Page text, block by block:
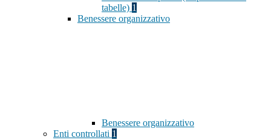
tabelle) 1
Benessere organizzativo
Benessere organizzativo
Enti controllati 1